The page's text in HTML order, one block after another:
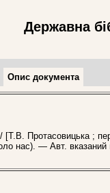
Державна
Опис документа
Протасовицька ;
нас). — Авт. вказаний